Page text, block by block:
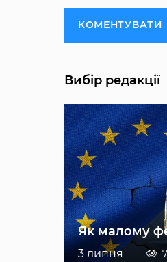
КОМЕНТУВАТИ
Вибір редакції
Як малому
3 липня